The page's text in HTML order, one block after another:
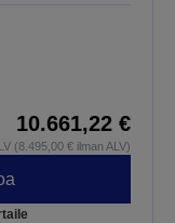
10.661,22 €
(8.495,00 € ilman ALV)